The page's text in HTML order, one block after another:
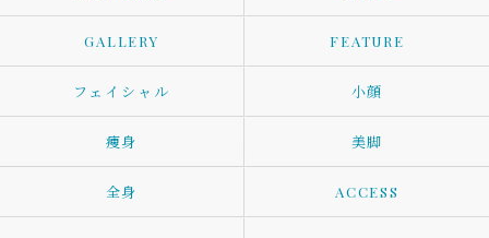
GALLERY FEATURE
フェイシャル 小顔
痩身 美脚
全身 ACCESS